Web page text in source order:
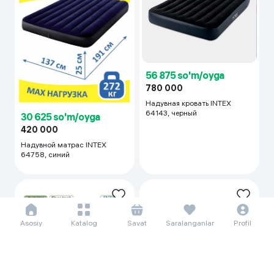
30 625 so'm/oyga
420 000
Надувной матрас INTEX
64758, синий
56 875 so'm/oyga
780 000
Надувная кровать INTEX
64143, черный
Asosiy Katalog Savat Saralanganlar Profil